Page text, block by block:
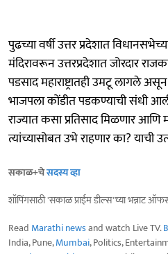
पुढच्या वर्षी उत्तर प्रदेशात
मंदिरावरून उत्तरप्रदेशात जोरदार
पडसाद महाराष्ट्रातही उमटू लागले
भाजपला कोंडीत पडकण्याची संधी
राज्यात कसा प्रतिसाद मिळणार आणि
त्यांच्यासोबत उभे राहणार का? याची
सकाळ+चेसदस्य व्हा
शॉपिंगसाठी 'सकाळ प्राईम डील्स'च्या भन्नाट
Read Marathi newsand watch Live TV.
India, Pune,Mumbai, Politics,